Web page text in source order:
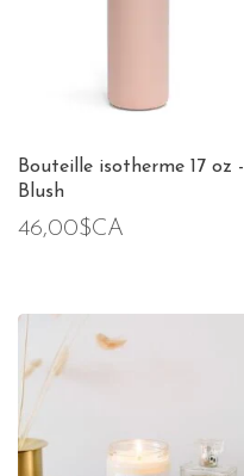
Bouteille isotherme 17 oz -
Blush
46,00$CA